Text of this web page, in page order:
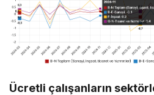
Ücretli çalışanların